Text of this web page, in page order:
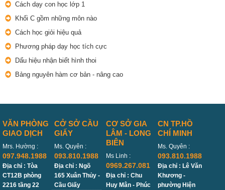
Cách dạy con học lớp 1
Khối C gồm những môn nào
Cách học giỏi hiệu quả
Phương pháp dạy học tích cực
Dấu hiệu nhận biết hình thoi
Bảng nguyên hàm cơ bản - nâng cao
VĂN PHÒNG
GIAO DỊCH
Mrs. Hường :
097.948.1988
Địa chỉ : Tòa
CT12B phòng
2216 tầng 22
CỞ SỞ CẦU
GIẤY
Ms. Quyên :
093.810.1988
Địa chỉ : Ngõ
165 Xuân Thủy -
Cầu Giấy
CƠ SỞ GIA
LÂM - LONG
BIÊN
Ms Linh :
0969.267.081
Địa chỉ : Chu
Huy Mân - Phúc
CN TP.HỒ
CHÍ MINH
Ms. Quyên :
093.810.1988
Địa chỉ : Lê Văn
Khương -
phường Hiện